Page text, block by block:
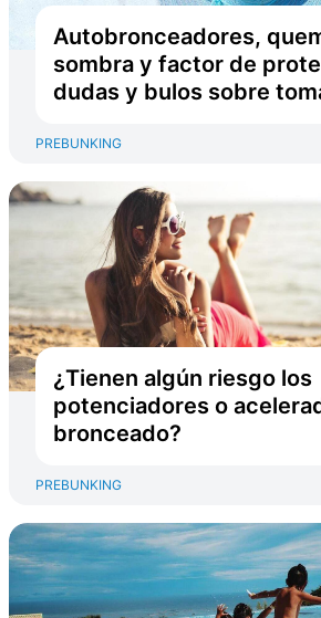
Autobronceadores,
sombra y factor de
dudas y bulos sobre
PREBUNKING
¿Tienen algún riesgo los
potenciadores o
bronceado?
PREBUNKING